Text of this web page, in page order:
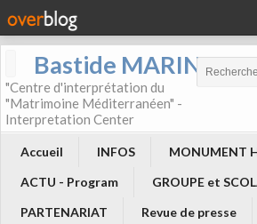
Bastide MARIN
"Centre d'interprétation du
"Matrimoine Méditerranéen" -
Interpretation Center
Accueil INFOS
MONUMENT
ACTU - Program
GROUPE et
PARTENARIAT
Revue de presse